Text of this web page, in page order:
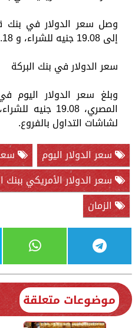
وصل سعر الدولار في بنك
إلى 19.08 جنيه للشراء، و 19.18 جنيه للبيع.
سعر الدولار في بنك البركة
وبلغ سعر الدولار اليوم
لشاشات التداول بالفروع.
سعر الدولار اليوم
سعر
سعر الدولار الأمريكي ببنك
الزمان
موضوعات متعلقة